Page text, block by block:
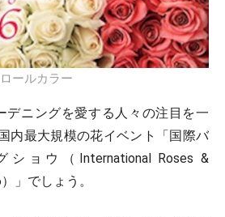
ールカラー
デニングを愛する人々の注目を一
内最大規模の花イベント「国際バ
ョウ（International Roses &
」でしょう。